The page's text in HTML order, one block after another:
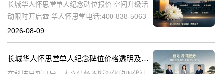
长城华人怀思堂单人纪念碑位报价 空间升级活
动限时开启☎ 华人怀思堂电话:400-838-5063
在现代社会，人们对逝者的缅怀和纪念方式不
2026-08-09
长城华人怀思堂单人纪念碑位价格透明及空间升级活动限时开启详解